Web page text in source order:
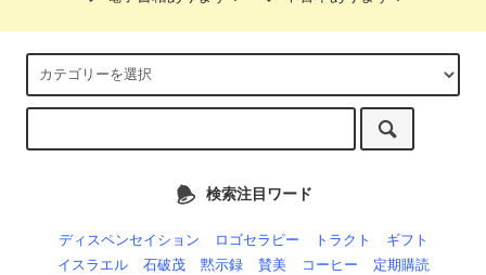
検索注目ワード
ディスペンセイション ロゴセラピー トラクト
ギフト
イスラエル
石破茂 黙示録 賛美 コーヒー
定期購読